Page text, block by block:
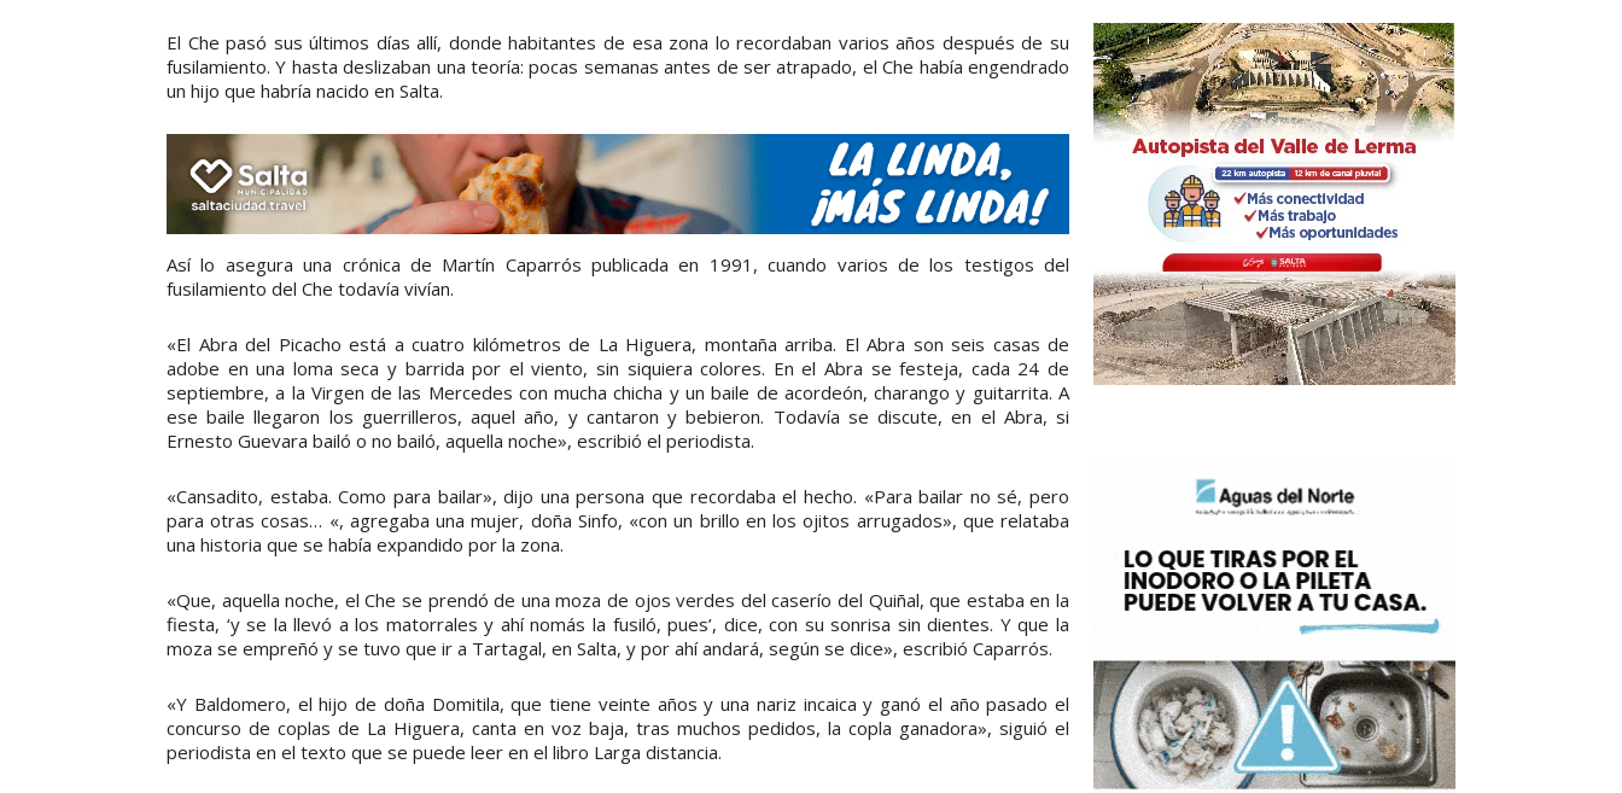
El Che pasó sus últimos días allí, donde habitantes de esa zona lo recordaban varios años después de su
fusilamiento. Y hasta deslizaban una teoría: pocas semanas antes de ser atrapado, el Che había engendrado
un hijo que habría nacido en Salta.
Así lo asegura una crónica de Martín Caparrós publicada en 1991, cuando varios de los testigos del
fusilamiento del Che todavía vivían.
«El Abra del Picacho está a cuatro kilómetros de La Higuera, montaña arriba. El Abra son seis casas de
adobe en una loma seca y barrida por el viento, sin siquiera colores. En el Abra se festeja, cada 24 de
septiembre, a la Virgen de las Mercedes con mucha chicha y un baile de acordeón, charango y guitarrita. A
ese baile llegaron los guerrilleros, aquel año, y cantaron y bebieron. Todavía se discute, en el Abra, si
Ernesto Guevara bailó o no bailó, aquella noche», escribió el periodista.
«Cansadito, estaba. Como para bailar», dijo una persona que recordaba el hecho. «Para bailar no sé, pero
para otras cosas… «, agregaba una mujer, doña Sinfo, «con un brillo en los ojitos arrugados», que relataba
una historia que se había expandido por la zona.
«Que, aquella noche, el Che se prendó de una moza de ojos verdes del caserío del Quiñal, que estaba en la
fiesta, ‘y se la llevó a los matorrales y ahí nomás la fusiló, pues’, dice, con su sonrisa sin dientes. Y que la
moza se empreñó y se tuvo que ir a Tartagal, en Salta, y por ahí andará, según se dice», escribió Caparrós.
«Y Baldomero, el hijo de doña Domitila, que tiene veinte años y una nariz incaica y ganó el año pasado el
concurso de coplas de La Higuera, canta en voz baja, tras muchos pedidos, la copla ganadora», siguió el
periodista en el texto que se puede leer en el libro Larga distancia.